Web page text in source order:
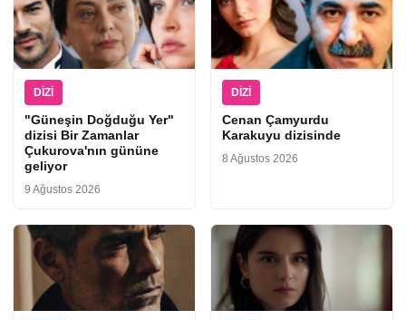
DIZI
"Güneşin Doğduğu Yer"
dizisi Bir Zamanlar
Çukurova'nın gününe
geliyor
9 Ağustos 2026
DIZI
Cenan Çamyurdu
Karakuyu dizisinde
8 Ağustos 2026